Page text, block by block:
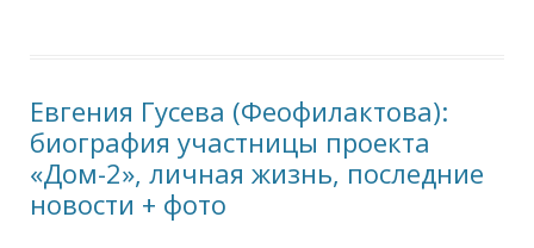
Евгения Гусева (Феофилактова):
биография участницы проекта
«Дом-2», личная жизнь, последние
новости + фото